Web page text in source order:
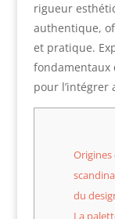
rigueur
authentique,
et pratique.
fondamentaux
pour l’intégrer
du
La